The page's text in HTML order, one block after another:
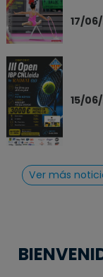
17/
15/
Ver más